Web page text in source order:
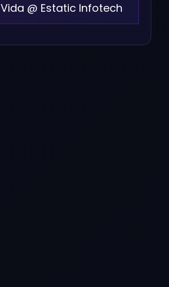
Vida @ Estatic Infotech